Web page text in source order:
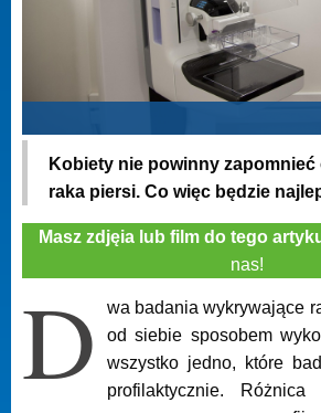
Kobiety nie powinny
raka piersi. Co więc będzie
Masz zdjęia lub film do tego
nas!
D
wa badania wykrywające
od siebie sposobem
wszystko jedno, które
profilaktycznie.